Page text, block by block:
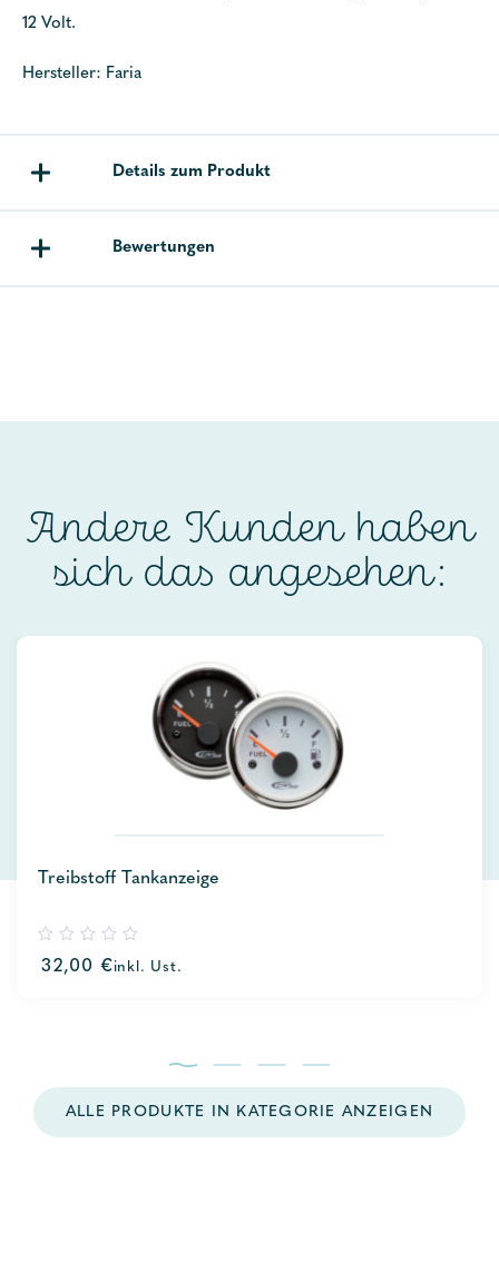
12 Volt.
Hersteller: Faria
Details zum Produkt
Bewertungen
Andere Kunden haben
sich das angesehen:
Treibstoff Tankanzeige
out
32,00 €inkl. Ust.
ALLE PRODUKTE IN KATEGORIE ANZEIGEN